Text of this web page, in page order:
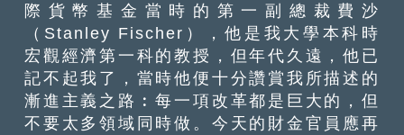
際貨幣基金當時的第一副總裁費沙
（Stanley Fischer），他是我大學本科時
宏觀經濟第一科的教授，但年代久遠，他已
記不起我了，當時他便十分讚賞我所描述的
漸進主義之路︰每一項改革都是巨大的，但
不要太多領域同時做。今天的財金官員應再